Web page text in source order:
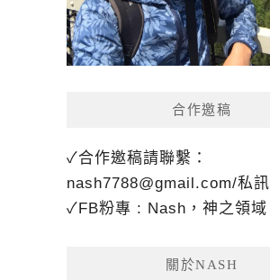
合作邀稿
✓合作邀稿請聯繫：
nash7788@gmail.com/私訊
✓FB粉專 : Nash，神之領域
關於NASH